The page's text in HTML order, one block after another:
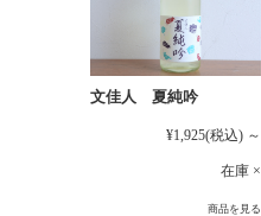
文佳人 夏純吟
¥1,925(税込) ～
在庫 ×
商品を見る